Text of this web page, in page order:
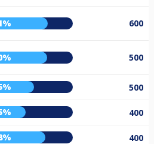
600
500
500
400
400